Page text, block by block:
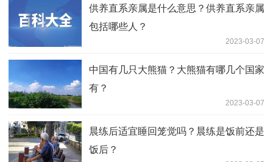
供养直系亲属是什么意思？供养直系亲属
包括哪些人？
2023-03-07
中国有几只大熊猫？大熊猫有哪几个国家
有？
2023-03-07
晨练后适宜睡回笼觉吗？晨练是饭前还是
饭后？